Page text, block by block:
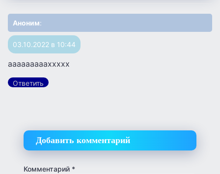
Аноним:
03.10.2022 в 10:44
аааааааааххххх
Ответить
Добавить комментарий
Комментарий *